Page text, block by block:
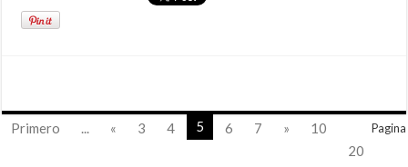
Pagina
Primero ... « 3 4 5 6 7 »
10
20